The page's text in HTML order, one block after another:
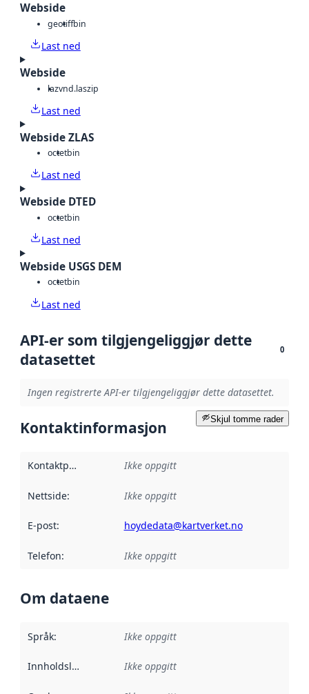
Webside
geotiffbin
Last ned
Webside
lazvnd.laszip
Last ned
Webside ZLAS
octetbin
Last ned
Webside DTED
octetbin
Last ned
Webside USGS DEM
octetbin
Last ned
API-er som tilgjengeliggjør dette
datasettet
0
Ingen registrerte API-er tilgjengeliggjør dette datasettet.
Skjul tomme rader
Kontaktinformasjon
Kontaktpunkt Ikke oppgitt
Nettside: Ikke oppgitt
E-post: hoydedata@kartverket.no
Telefon: Ikke oppgitt
Om dataene
Språk: Ikke oppgitt
Innholdsleverandører :
Ikke oppgitt